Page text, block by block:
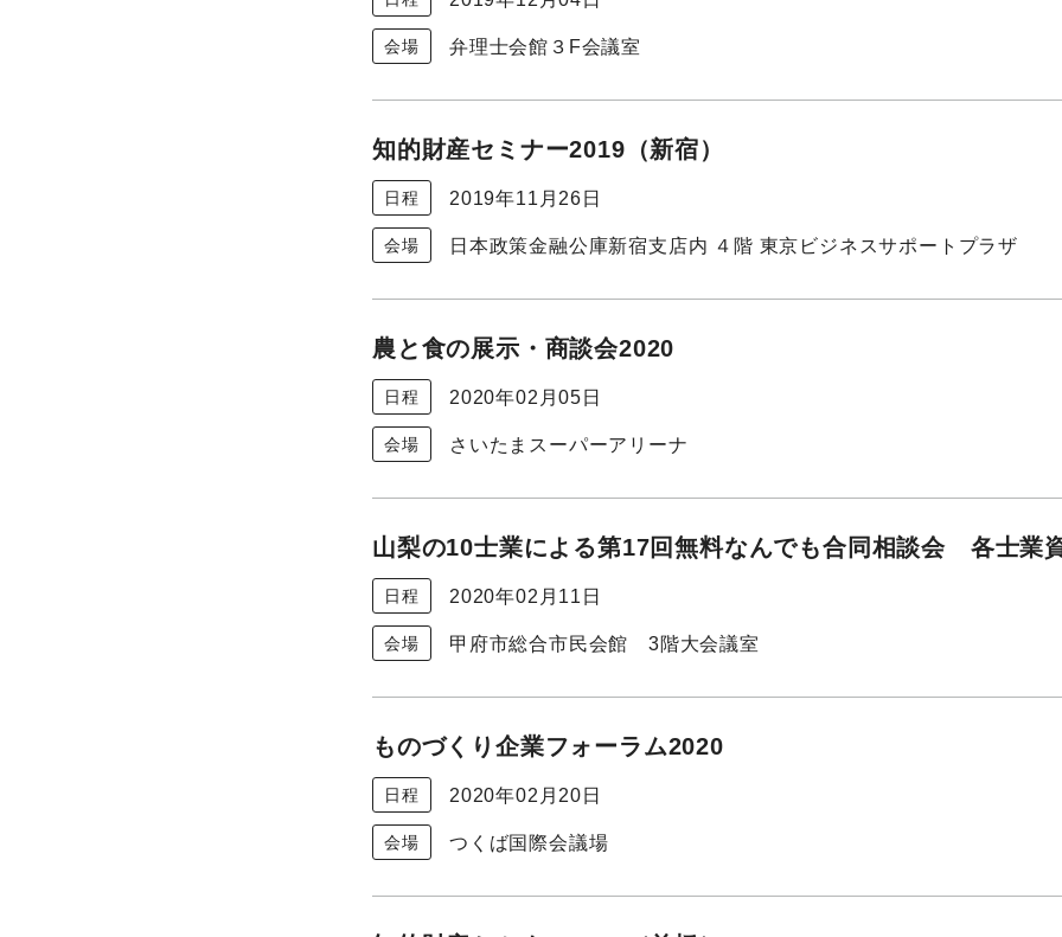
会場 弁理士会館３F会議室
知的財産セミナー2019（新宿）
日程 2019年11月26日
会場 日本政策金融公庫新宿支店内 ４階 東京ビジネスサポートプラザ
農と食の展示・商談会2020
日程 2020年02月05日
会場 さいたまスーパーアリーナ
山梨の10士業による第17回無料なんでも合同相談会 各士業
日程 2020年02月11日
会場 甲府市総合市民会館 3階大会議室
ものづくり企業フォーラム2020
日程 2020年02月20日
会場 つくば国際会議場